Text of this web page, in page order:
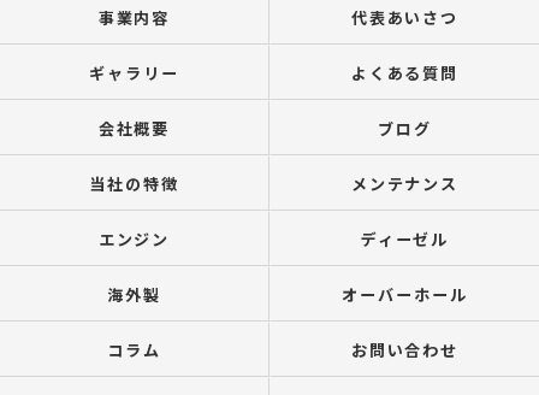
事業内容 代表あいさつ
ギャラリー よくある質問
会社概要 ブログ
当社の特徴 メンテナンス
エンジン ディーゼル
海外製 オーバーホール
コラム お問い合わせ